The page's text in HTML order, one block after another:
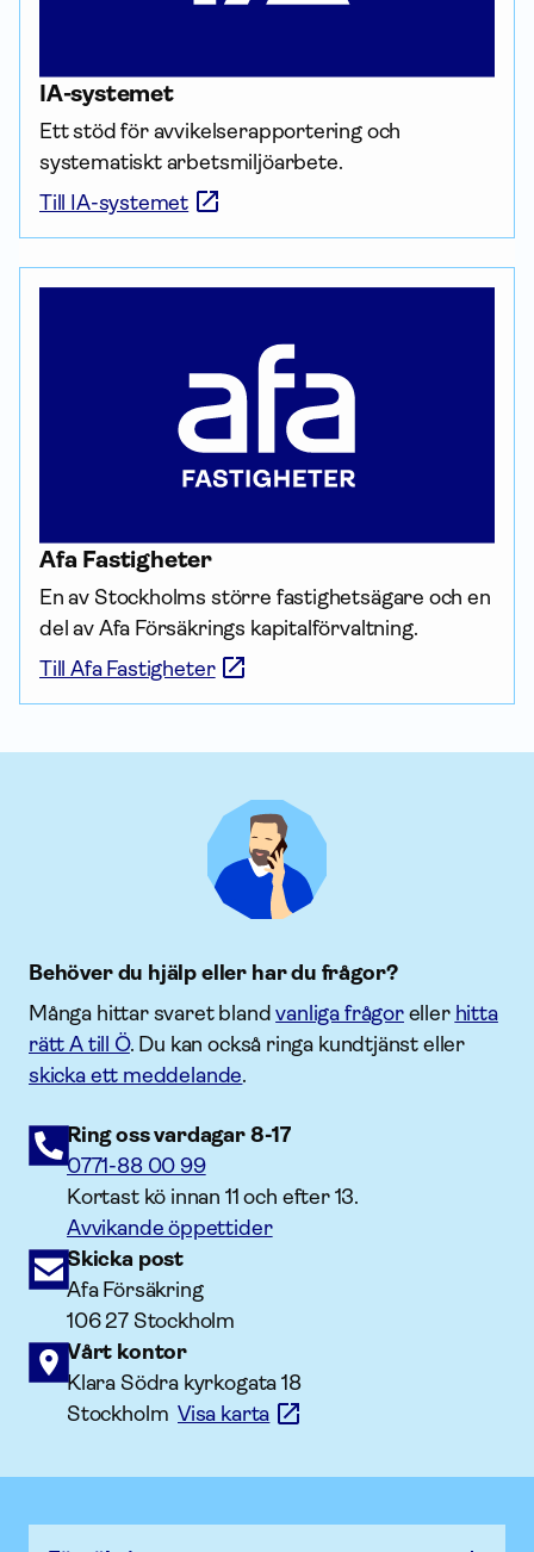
IA-systemet
Ett stöd för av­vikelse­rapportering och
systematiskt arbets­miljö­arbete.
Till IA-systemet
Afa Fastigheter
En av Stockholms större fastighetsägare och en
del av Afa Försäkrings kapital­förvaltning.
Till Afa Fastigheter
Behöver du hjälp eller har du frågor?
Många hittar svaret blandvanliga frågoreller hitta
rätt A till Ö. Du kan också ringa kundtjänst eller
skicka ett meddelande.
Ring oss vardagar 8-17
0771-88 00 99
Kortast kö innan 11 och efter 13.
Avvikande öppettider
Skicka post
Afa Försäkring
106 27 Stockholm
Vårt kontor
Klara Södra kyrkogata 18
StockholmVisa karta